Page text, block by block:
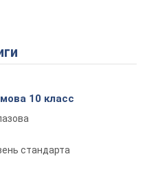
10 класс
стандарта